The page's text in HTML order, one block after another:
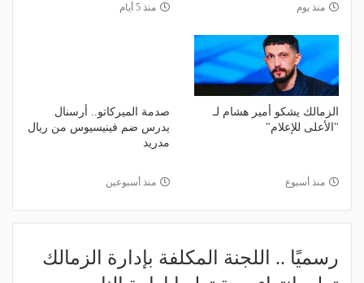
منذ يوم منذ 5 أيام
الزمالك يشكو أمير هشام لـ
"الأعلى للإعلام"
منذ أسبوع
صدمة الميركاتو.. أرسنال
يدرس ضم فينيسيوس من ريال
مدريد
منذ أسبوعين
رسميًا .. اللجنة المكلفة بإدارة الزمالك